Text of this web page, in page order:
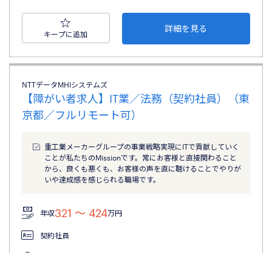
キープに追加
詳細を見る
NTTデータMHIシステムズ
【障がい者求人】IT業／法務（契約社員）（東
京都／フルリモート可）
重工業メーカーグループの事業戦略実現にITで貢献していく
ことが私たちのMissionです。常にお客様と直接関わること
から、良くも悪くも、お客様の声を直に聴けることでやりが
いや達成感を感じられる職場です。
年収321 〜 424万円
契約社員